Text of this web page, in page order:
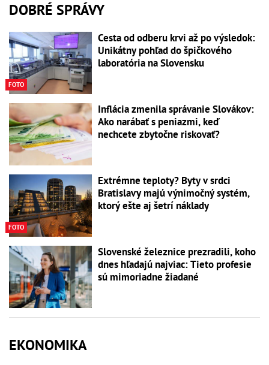
DOBRÉ SPRÁVY
FOTO
Cesta od odberu krvi až po výsledok:
Unikátny pohľad do špičkového
laboratória na Slovensku
Inflácia zmenila správanie Slovákov:
Ako narábať s peniazmi, keď
nechcete zbytočne riskovať?
FOTO
Extrémne teploty? Byty v srdci
Bratislavy majú výnimočný systém,
ktorý ešte aj šetrí náklady
Slovenské železnice prezradili, koho
dnes hľadajú najviac: Tieto profesie
sú mimoriadne žiadané
EKONOMIKA